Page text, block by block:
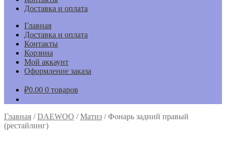
Доставка и оплата
Главная
Доставка и оплата
Контакты
Корзина
Мой аккаунт
Оформление заказа
₽0.00 0 товаров
Главная /DAEWOO /Матиз /Фонарь задний правый
(рестайлинг)